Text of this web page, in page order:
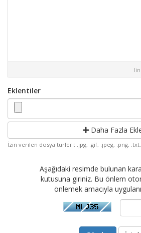
Eklentiler
Daha Fazla
İzin verilen dosya türleri: .jpg, .gif, .jpeg, .png,
Aşağıdaki resimde bulunan
kutusuna giriniz. Bu önlem
önlemek amacıyla